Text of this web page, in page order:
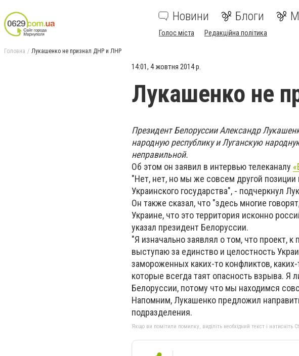
Новини Блоги
Голос міста Редакційна політика
Головна Лукашенко не признал ДНР и ЛНР
14:01, 4 жовтня 2014 р.
Лукашенко не
Президент Белоруссии Александр
народную республику и Луганскую
неправильной.
Об этом он заявил в интервью телеканалу
"Нет, нет, но мы же совсем другой
Украинского государства", - подчеркнул
Он также сказал, что "здесь многие
Украине, что это территория исконно
указал президент Белоруссии.
"Я изначально заявлял о том, что проект,
выступаю за единство и целостность
замороженных каких-то конфликтов,
которые всегда таят опасность взрыва. Я
Белоруссии, потому что мы находимся
Напомним, Лукашенко предложил
подразделения.
Якщо ви помітили помилку, виділіть необхідний текст і натисніть